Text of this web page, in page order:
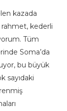
kazada
rahmet, kederli
Tüm
Soma’da
bu büyük
sayıdaki